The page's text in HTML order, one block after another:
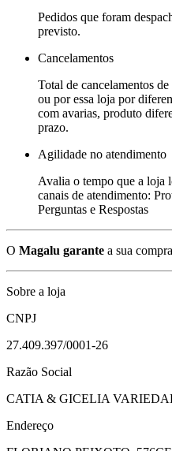
Pedidos que foram
previsto.
Cancelamentos
Total de cancelamentos
ou por essa loja por
com avarias, produto
prazo.
Agilidade no atendimento
Avalia o tempo que a loja
canais de atendimento:
Perguntas e Respostas
O Magalu garante a sua
Sobre a loja
CNPJ
27.409.397/0001-26
Razão Social
CATIA & GICELIA
Endereço